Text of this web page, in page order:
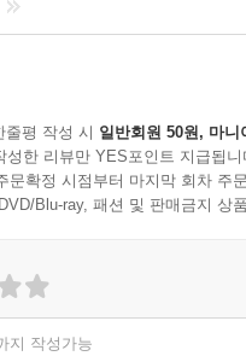
줄평 작성 시 일반회원 50원, 마니
성한 리뷰만 YES포인트 지급됩니
문확정 시점부터 마지막 회차 주
Blu-ray, 패션 및 판매금지 상
지 작성가능